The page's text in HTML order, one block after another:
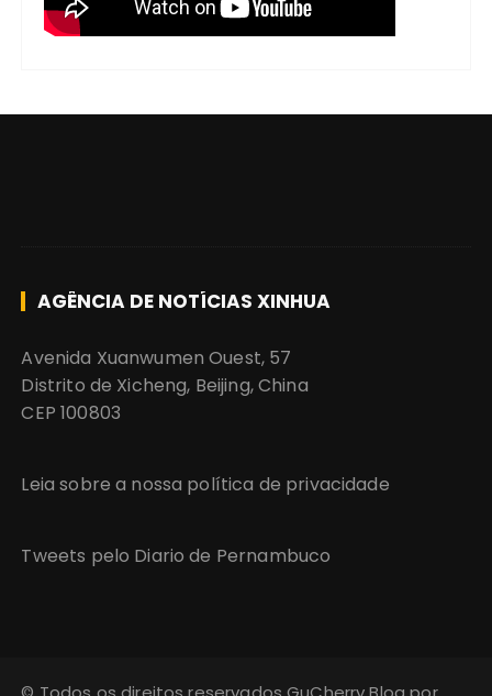
AGÊNCIA DE NOTÍCIAS XINHUA
Avenida Xuanwumen Ouest, 57
Distrito de Xicheng, Beijing, China
CEP 100803
Leia sobre a nossa política de privacidade
Tweets pelo Diario de Pernambuco